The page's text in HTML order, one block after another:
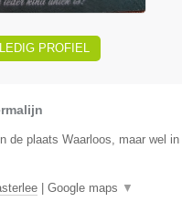
PROFIEL
de plaats Waarloos, maar wel
Google maps ▼